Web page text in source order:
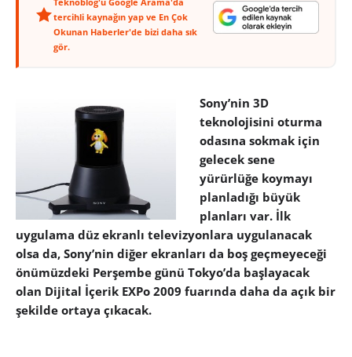
tercihli kaynağın yap ve En Çok
Okunan Haberler'de bizi daha sık
gör.
Sony’nin 3D
teknolojisini oturma
odasına sokmak için
gelecek sene
yürürlüğe koymayı
planladığı büyük
planları var. İlk
uygulama düz ekranlı televizyonlara uygulanacak
olsa da, Sony’nin diğer ekranları da boş geçmeyeceği
önümüzdeki Perşembe günü Tokyo’da başlayacak
olan Dijital İçerik EXPo 2009 fuarında daha da açık bir
şekilde ortaya çıkacak.